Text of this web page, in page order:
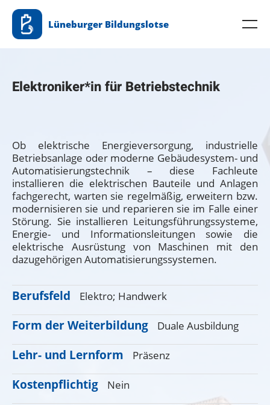
Zum
Inhalt
Lüneburger Bildungslotse
Elektroniker*in für Betriebstechnik
Ob elektrische Energieversorgung, industrielle
Betriebsanlage oder moderne Gebäudesystem- und
Automatisierungstechnik – diese Fachleute
installieren die elektrischen Bauteile und Anlagen
fachgerecht, warten sie regelmäßig, erweitern bzw.
modernisieren sie und reparieren sie im Falle einer
Störung. Sie installieren Leitungsführungssysteme,
Energie- und Informationsleitungen sowie die
elektrische Ausrüstung von Maschinen mit den
dazugehörigen Automatisierungssystemen.
Berufsfeld Elektro; Handwerk
Form der Weiterbildung Duale Ausbildung
Lehr- und Lernform Präsenz
Kostenpflichtig Nein